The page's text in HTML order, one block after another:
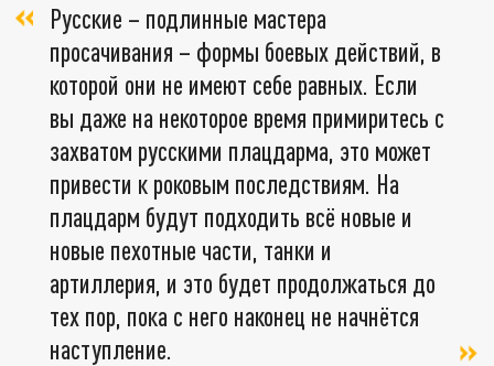
Русские – подлинные мастера
просачивания – формы боевых действий, в
которой они не имеют себе равных. Если
вы даже на некоторое время примиритесь с
захватом русскими плацдарма, это может
привести к роковым последствиям. На
плацдарм будут подходить всё новые и
новые пехотные части, танки и
артиллерия, и это будет продолжаться до
тех пор, пока с него наконец не начнётся
наступление.